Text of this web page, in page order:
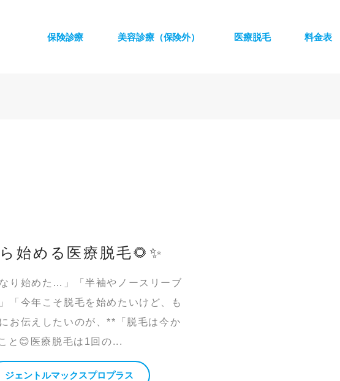
保険診療 美容診療（保険外） 医療脱毛 料金表
始める医療脱毛🌻✨
り始めた…」「半袖やノースリーブ
「今年こそ脱毛を始めたいけど、も
お伝えしたいのが、**「脱毛は今か
と😊医療脱毛は1回の...
ジェントルマックスプロプラス